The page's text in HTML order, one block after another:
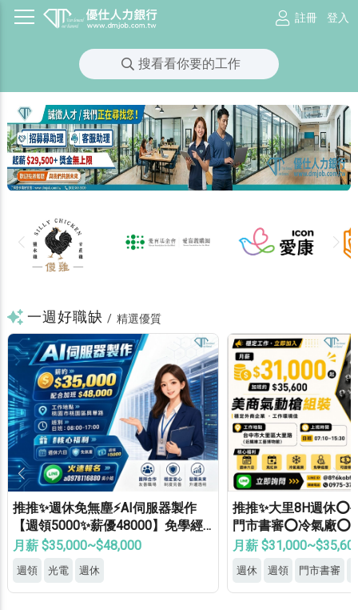
註冊 登入
搜看看你要的工作
一週好職缺 / 精選優質
推推✨週休免無塵⚡AI伺服器製作
【週領5000✨薪優48000】免學經
歷✔免健檢✔免輪班✔
月薪 $35,000~$48,000
週領 光電 週休
推推✨大里8H週休⭕
門市書審⭕冷氣廠⭕
休✅
月薪
週休 週領 門市書審